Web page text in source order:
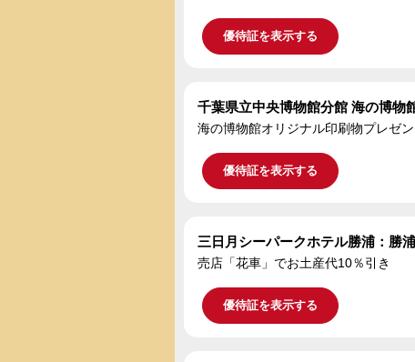
優待証を表示する
千葉県立中央博物館分館 海の博物
海の博物館オリジナル印刷物プレゼン
優待証を表示する
三日月シーパークホテル勝浦：勝
売店「花車」でお土産代10％引き
優待証を表示する